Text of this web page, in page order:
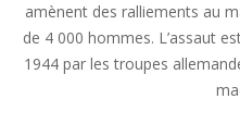
amènent des ralliements au
de 4 000 hommes. L’assaut
1944 par les troupes